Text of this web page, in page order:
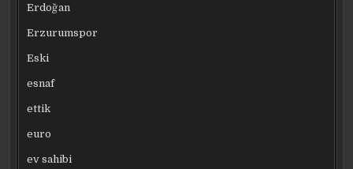
Erdoğan
Erzurumspor
Eski
esnaf
ettik
euro
ev sahibi